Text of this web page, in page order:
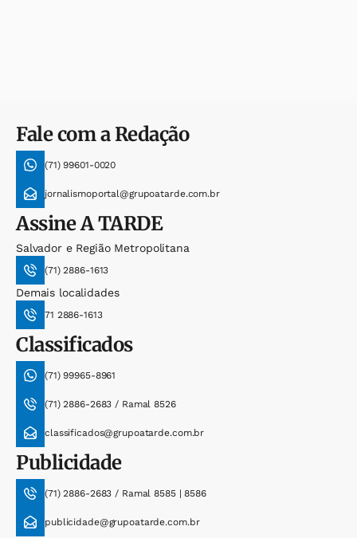
Fale com a Redação
(71) 99601-0020
jornalismoportal@grupoatarde.com.br
AssineA TARDE
Salvador e Região Metropolitana
(71) 2886-1613
Demais localidades
71 2886-1613
Classificados
(71) 99965-8961
(71) 2886-2683 / Ramal 8526
classificados@grupoatarde.com.br
Publicidade
(71) 2886-2683 / Ramal 8585 | 8586
publicidade@grupoatarde.com.br